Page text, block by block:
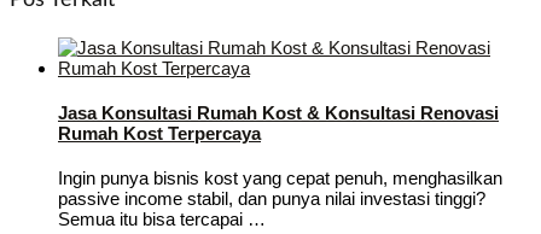
Jasa Konsultasi Rumah Kost & Konsultasi Renovasi
Rumah Kost Terpercaya
Ingin punya bisnis kost yang cepat penuh, menghasilkan
passive income stabil, dan punya nilai investasi tinggi?
Semua itu bisa tercapai …